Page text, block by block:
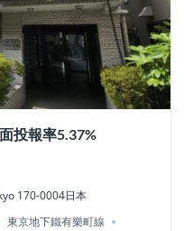
投報率5.37%
170-0004日本
東京地下鐵有樂町線